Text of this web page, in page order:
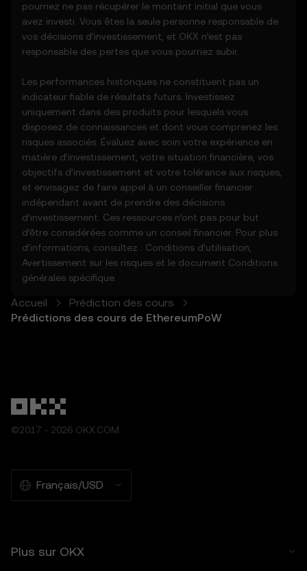
pourriez ne pas récupérer le montant initial que vous
avez investi. Vous êtes la seule personne responsable de
vos décisions d’investissement, et OKX n’est pas
responsable des pertes que vous pourriez subir.
Les performances historiques ne constituent pas un
indicateur fiable de résultats futurs. Investissez
uniquement dans des produits pour lesquels vous
disposez de connaissances et dont vous comprenez les
risques associés. Évaluez avec soin votre expérience en
matière d’investissement, votre situation financière, vos
objectifs d’investissement et votre tolérance aux risques,
et envisagez de faire appel à un conseiller financier
indépendant avant de prendre des décisions
d’investissement. Ces ressources n’ont pas pour but
d’être considérées comme un conseil financier. Pour plus
d’informations, consultez : Conditions d’utilisation
Avertissement sur les risques et le document Conditions
générales spécifique.
Accueil
Prédiction des cours
Prédictions des cours de EthereumPoW
©2017 - 2026 OKX.COM
Français/USD
Plus sur OKX
matière d'investissement ou de produits.
4. Vos obligations
4.1 Vous vous engagez à :
des mises à jour.
- Vous abstenir de copier ou d'exploiter les
fonctions de prédiction des cours sans
accord écrit préalable.
- Faire preuve de diligence raisonnable et
rester informé de toutes les annonces
d'OKX ou de l'activité du marché.
5. Avis de non-responsabilité et
exclusions
5.1 Les fonctions de prédiction des cours et
le contenu fourni :
- Ne sont pas garantis comme étant exacts
ou complets.
matière d'investissement ou de finance.
- Ne constituent pas une approbation ou
d'investissement ou de produits. OKX
décline toute responsabilité en cas de
confiance accordée aux fonctions de
celle de la qualité marchande et de
fonctions de prévision des cours.